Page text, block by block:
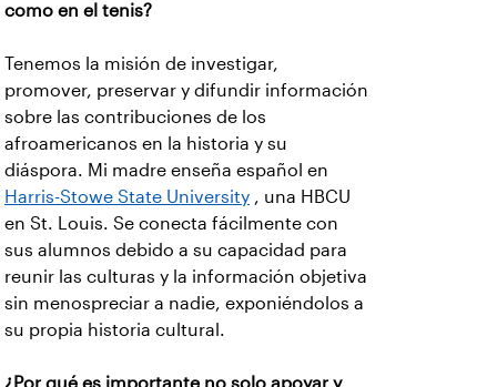
como en el tenis?
Tenemos la misión de investigar,
promover, preservar y difundir información
sobre las contribuciones de los
afroamericanos en la historia y su
diáspora. Mi madre enseña español en
Harris-Stowe State University , una HBCU
en St. Louis. Se conecta fácilmente con
sus alumnos debido a su capacidad para
reunir las culturas y la información objetiva
sin menospreciar a nadie, exponiéndolos a
su propia historia cultural.
¿Por qué es importante no solo apoyar y